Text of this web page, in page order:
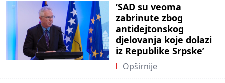
‘SAD su veoma
zabrinute zbog
antidejtonskog
djelovanja koje dolazi
iz Republike Srpske’
Opširnije